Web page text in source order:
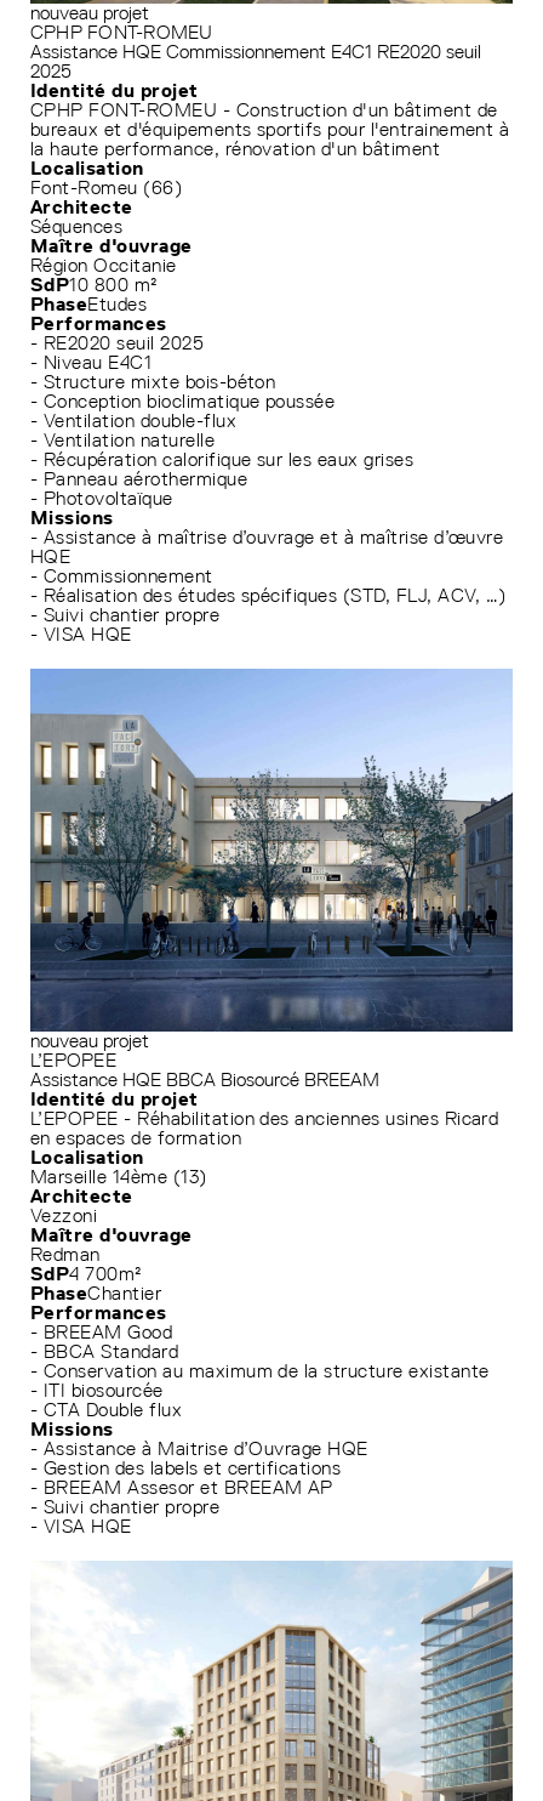
nouveau projet
CPHP FONT-ROMEU
Assistance HQE Commissionnement E4C1 RE2020 seuil
2025
Identité du projet
CPHP FONT-ROMEU - Construction d'un bâtiment de
bureaux et d'équipements sportifs pour l'entrainement à
la haute performance, rénovation d'un bâtiment
Localisation
Font-Romeu (66)
Architecte
Séquences
Maître d'ouvrage
Région Occitanie
SdP10 800 m²
PhaseEtudes
Performances
- RE2020 seuil 2025
- Niveau E4C1
- Structure mixte bois-béton
- Conception bioclimatique poussée
- Ventilation double-flux
- Ventilation naturelle
- Récupération calorifique sur les eaux grises
- Panneau aérothermique
- Photovoltaïque
Missions
- Assistance à maîtrise d’ouvrage et à maîtrise d’œuvre
HQE
- Commissionnement
- Réalisation des études spécifiques (STD, FLJ, ACV, …)
- Suivi chantier propre
- VISA HQE
nouveau projet
L’EPOPEE
Assistance HQE BBCA Biosourcé BREEAM
Identité du projet
L’EPOPEE - Réhabilitation des anciennes usines Ricard
en espaces de formation
Localisation
Marseille 14ème (13)
Architecte
Vezzoni
Maître d'ouvrage
Redman
SdP4 700m²
PhaseChantier
Performances
- BREEAM Good
- BBCA Standard
- Conservation au maximum de la structure existante
- ITI biosourcée
- CTA Double flux
Missions
- Assistance à Maitrise d’Ouvrage HQE
- Gestion des labels et certifications
- BREEAM Assesor et BREEAM AP
- Suivi chantier propre
- VISA HQE